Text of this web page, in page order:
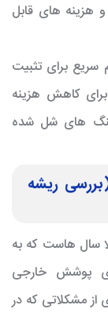
های قابل
سریع برای تثبیت
کاهش هزینه
سنگ های شل شده
ریشه
سال هاست که به
پوشش خارجی
از مشکلاتی که در